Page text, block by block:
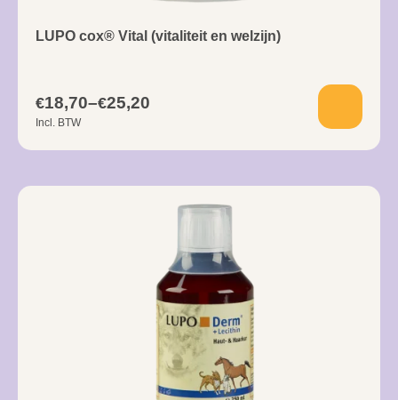
LUPO cox® Vital (vitaliteit en welzijn)
€18,70–€25,20
Incl. BTW